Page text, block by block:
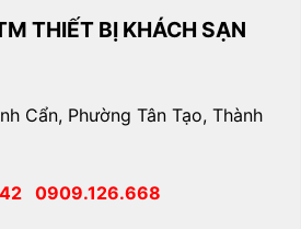
THIẾT BỊ KHÁCH SẠN
Cẩn, Phường Tân Tạo, Thành
0909.126.668